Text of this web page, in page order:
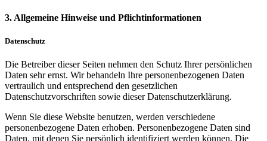
3. Allgemeine Hinweise und Pflichtinformationen
Datenschutz
Die Betreiber dieser Seiten nehmen den Schutz Ihrer persönlichen
Daten sehr ernst. Wir behandeln Ihre personenbezogenen Daten
vertraulich und entsprechend den gesetzlichen
Datenschutzvorschriften sowie dieser Datenschutzerklärung.
Wenn Sie diese Website benutzen, werden verschiedene
personenbezogene Daten erhoben. Personenbezogene Daten sind
Daten, mit denen Sie persönlich identifiziert werden können. Die